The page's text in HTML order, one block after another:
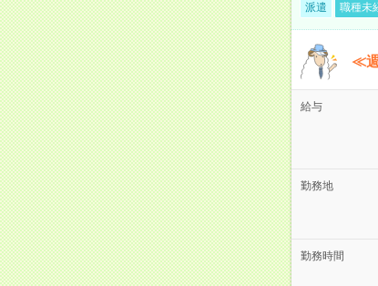
派遣 職種未
≪週
給与
勤務地
勤務時間